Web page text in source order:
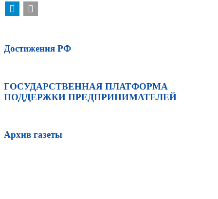
Достижения РФ
ГОСУДАРСТВЕННАЯ ПЛАТФОРМА
ПОДДЕРЖКИ ПРЕДПРИНИМАТЕЛЕЙ
Архив газеты